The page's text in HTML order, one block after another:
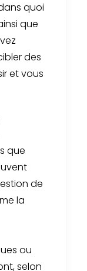
quoi
que
des
et vous
que
de
la
ou
selon